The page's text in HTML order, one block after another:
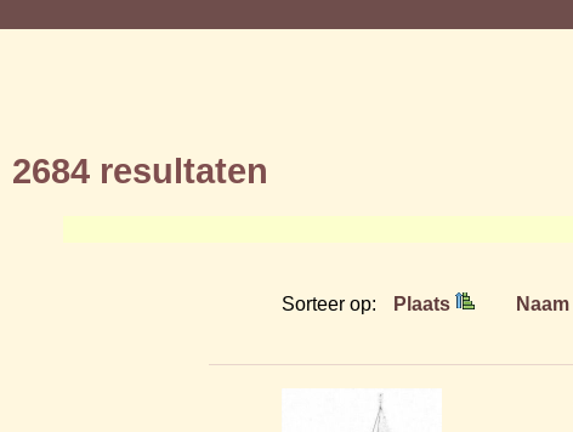
2684 resultaten
Sorteer op: Plaats Naam